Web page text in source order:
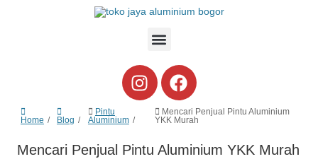
Home Blog
Pintu
Aluminium
Mencari Penjual Pintu Aluminium
YKK Murah
Mencari Penjual Pintu Aluminium YKK Murah